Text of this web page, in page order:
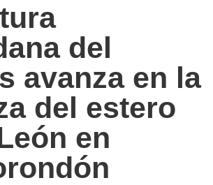
del
avanza en la
del estero
en